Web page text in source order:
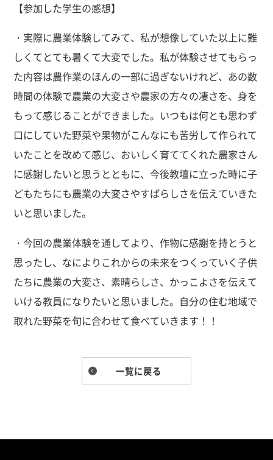
【参加した学生の感想】
・実際に農業体験してみて、私が想像していた以上に難
しくてとても暑くて大変でした。私が体験させてもらっ
た内容は農作業のほんの一部に過ぎないけれど、あの数
時間の体験で農業の大変さや農家の方々の凄さを、身を
もって感じることができました。いつもは何とも思わず
口にしていた野菜や果物がこんなにも苦労して作られて
いたことを改めて感じ、おいしく育ててくれた農家さん
に感謝したいと思うとともに、今後教壇に立った時に子
どもたちにも農業の大変さやすばらしさを伝えていきた
いと思いました。
・今回の農業体験を通してより、作物に感謝を持とうと
思ったし、なによりこれからの未来をつくっていく子供
たちに農業の大変さ、素晴らしさ、かっこよさを伝えて
いける教員になりたいと思いました。自分の住む地域で
取れた野菜を旬に合わせて食べていきます！！
一覧に戻る